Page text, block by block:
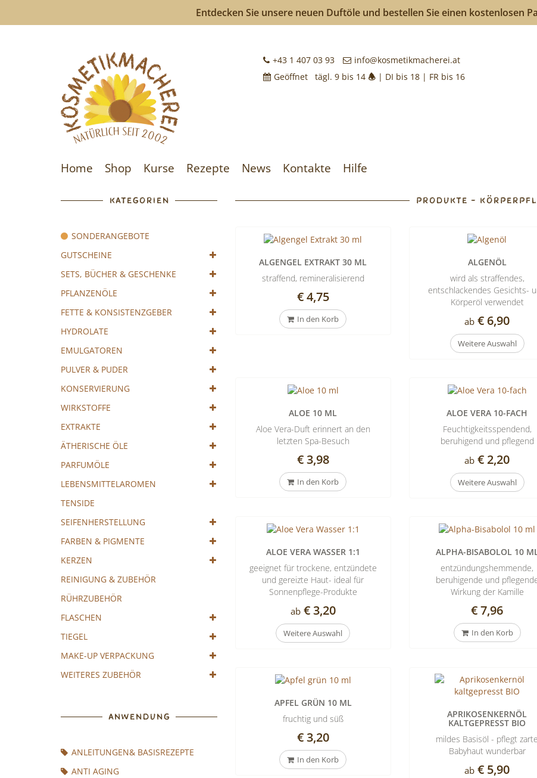
Entdecken Sie unsere neuen Duftöle und bestellen Sie einen kostenlosen
Kosmetikmacherei
Kosmetik
ist
so
einfach
bunte
Cocktails
mixen!
+43 1 407 03 93
info@kosmetikmacherei.at
Geöffnet tägl. 9 bis 14 🕭 | DI bis 18 | FR bis 16
Home Shop Kurse Rezepte News Kontakte Hilfe
PRODUKTE -
ALGENGEL EXTRAKT 30 ML
straffend, remineralisierend
€ 4,75
In den Korb
ALGENÖL
wird als straffendes,
entschlackendes Gesichts-
Körperöl verwendet
ab € 6,90
Weitere Auswahl
ALOE 10 ML
Aloe Vera-Duft erinnert an den
letzten Spa-Besuch
€ 3,98
In den Korb
ALOE VERA 10-FACH
Feuchtigkeitsspendend,
beruhigend und pflegend
ab € 2,20
Weitere Auswahl
ALOE VERA WASSER 1:1
geeignet für trockene, entzündete
und gereizte Haut- ideal für
Sonnenpflege-Produkte
ab€ 3,20
Weitere Auswahl
ALPHA-BISABOLOL 10
entzündungshemmende,
beruhigende und
Wirkung der Kamille
€ 7,96
In den Korb
APFEL GRÜN 10 ML
fruchtig und süß
€ 3,20
In den Korb
APRIKOSENKERNÖL
KALTGEPRESST BIO
mildes Basisöl - pflegt zarte
Babyhaut wunderbar
ab € 5,90
KATEGORIEN
SONDERANGEBOTE
GUTSCHEINE
SETS, BÜCHER & GESCHENKE
PFLANZENÖLE
FETTE & KONSISTENZGEBER
HYDROLATE
EMULGATOREN
PULVER & PUDER
KONSERVIERUNG
WIRKSTOFFE
EXTRAKTE
ÄTHERISCHE ÖLE
PARFUMÖLE
LEBENSMITTELAROMEN
TENSIDE
SEIFENHERSTELLUNG
FARBEN & PIGMENTE
KERZEN
REINIGUNG & ZUBEHÖR
RÜHRZUBEHÖR
FLASCHEN
TIEGEL
MAKE-UP VERPACKUNG
WEITERES ZUBEHÖR
ANWENDUNG
ANLEITUNGEN& BASISREZEPTE
ANTI AGING